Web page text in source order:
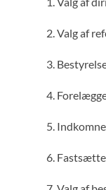
Valg af